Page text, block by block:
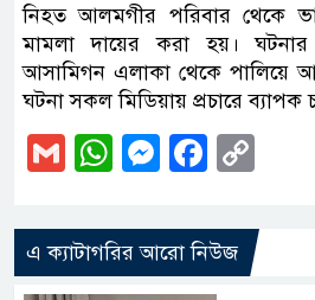
নিহত আলমগীর পরিবার থেকে
মামলা দায়ের করা হয়। ঘটনার
আসামিগন এলাকা থেকে পালিয়ে
ঘটনা সকল মিডিয়ায় প্রচারে ব্যাপক
GmailWhatsApp
এ ক্যাটাগরির আরো নিউজ